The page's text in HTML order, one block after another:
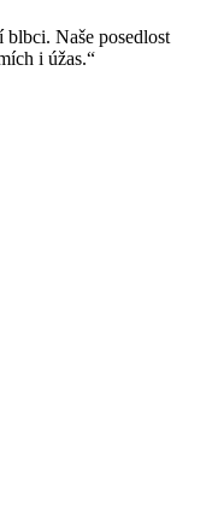
Naše posedlost
i úžas.